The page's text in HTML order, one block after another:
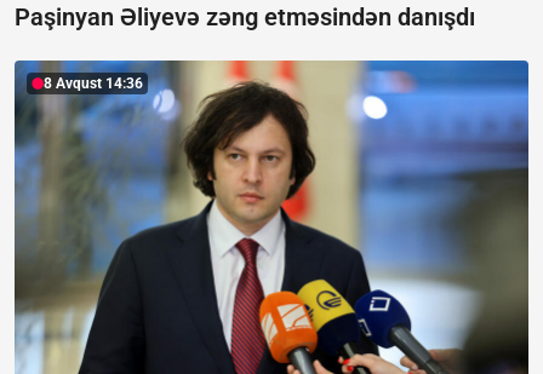
Paşinyan Əliyevə zəng etməsindən danışdı
8 Avqust 14:36